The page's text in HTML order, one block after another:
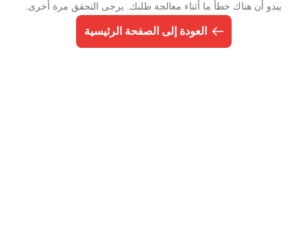
يبدو أن هناك خطأ ما أثناء معالجة طلبك. يرجى التحقق مرة أخرى.
العودة إلى الصفحة الرئيسية